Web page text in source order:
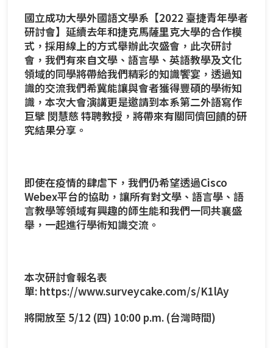
國立成功大學外國語文學系【2022 臺捷青年學者
研討會】延續去年和捷克馬薩里克大學的合作模
式，採用線上的方式舉辦此次盛會，此次研討
會，我們有來自文學、語言學、英語教學及文化
領域的同學將帶給我們精彩的知識饗宴，透過知
識的交流我們希冀能讓與會者獲得豐碩的學術知
識，本次大會演講更是邀請到本系第二外語寫作
巨擘 閔慧慈特聘教授 ，將帶來有關同儕回饋的研
究結果分享。
即使在疫情的肆虐下，我們仍希望透過Cisco
Webex平台的協助，讓所有對文學、語言學、語
言教學等領域有興趣的師生能和我們一同共襄盛
舉，一起進行學術知識交流。
本次研討會報名表
單: https://www.surveycake.com/s/K1lAy
將開放至 5/12 (四) 10:00 p.m. (台灣時間)